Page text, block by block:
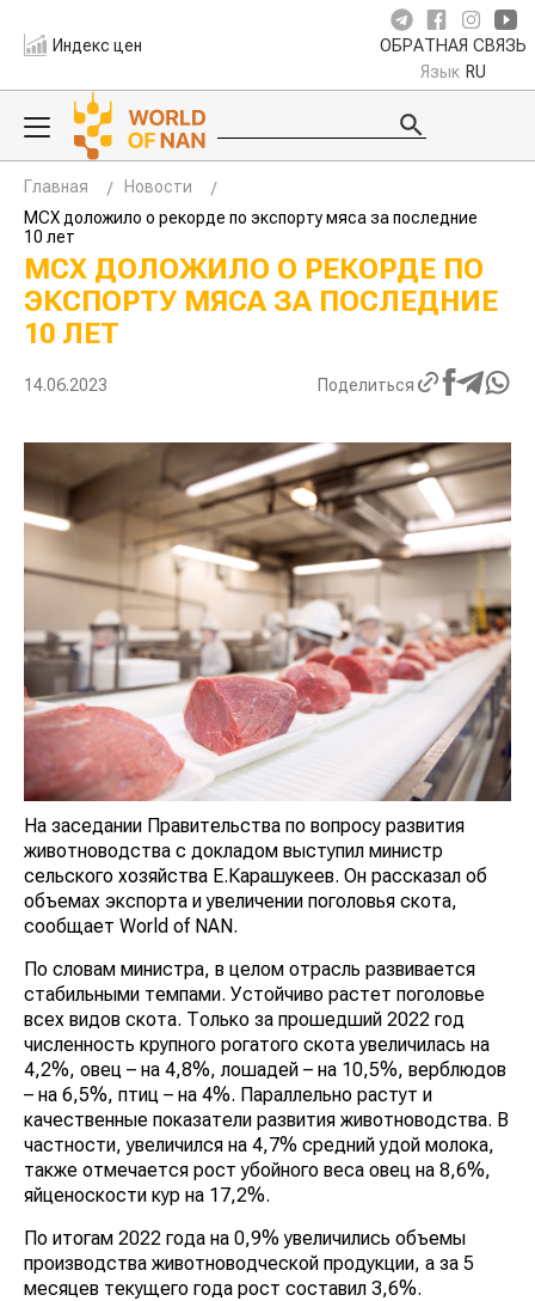
Индекс цен ОБРАТНАЯ СВЯЗЬ
Язык RU
Главная
Новости
МСХ доложило о рекорде по экспорту мяса за последние
10 лет
МСХ ДОЛОЖИЛО О РЕКОРДЕ ПО
ЭКСПОРТУ МЯСА ЗА ПОСЛЕДНИЕ
10 ЛЕТ
14.06.2023 Поделиться
На заседании Правительства по вопросу развития
животноводства с докладом выступил министр
сельского хозяйства Е.Карашукеев. Он рассказал об
объемах экспорта и увеличении поголовья скота,
сообщает World of NAN.
По словам министра, в целом отрасль развивается
стабильными темпами. Устойчиво растет поголовье
всех видов скота. Только за прошедший 2022 год
численность крупного рогатого скота увеличилась на
4,2%, овец – на 4,8%, лошадей – на 10,5%, верблюдов
– на 6,5%, птиц – на 4%. Параллельно растут и
качественные показатели развития животноводства. В
частности, увеличился на 4,7% средний удой молока,
также отмечается рост убойного веса овец на 8,6%,
яйценоскости кур на 17,2%.
По итогам 2022 года на 0,9% увеличились объемы
производства животноводческой продукции, а за 5
месяцев текущего года рост составил 3,6%.